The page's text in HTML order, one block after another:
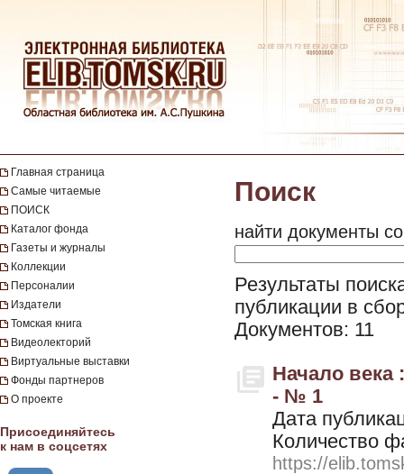
Главная страница
Самые читаемые
ПОИСК
Каталог фонда
Газеты и журналы
Коллекции
Персоналии
Издатели
Томская книга
Видеолекторий
Виртуальные выставки
Фонды партнеров
О проекте
Присоединяйтесь
к нам в соцсетях
Поиск
найти документы
Результаты
публикации в
Документов: 11
Начало века
- № 1
Дата
Количество
https://